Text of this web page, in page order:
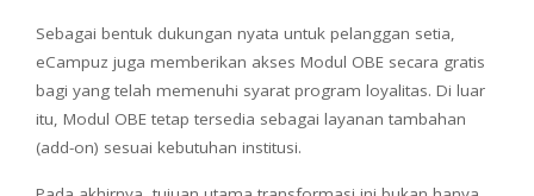
Sebagai bentuk dukungan nyata untuk pelanggan setia,
eCampuz juga memberikan akses Modul OBE secara gratis
bagi yang telah memenuhi syarat program loyalitas. Di luar
itu, Modul OBE tetap tersedia sebagai layanan tambahan
(add-on) sesuai kebutuhan institusi.